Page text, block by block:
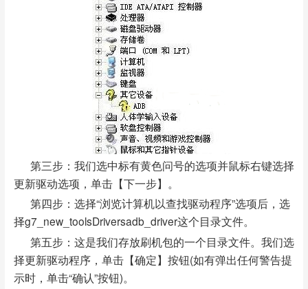
第三步：我们选中标有黄色问号的选项并鼠标右键选择
更新驱动选项，单击【下一步】。
第四步：选择“浏览计算机以查找驱动程序”选项后，选
择g7_new_toolsDriversadb_driver这个目录文件。
第五步：这是我们存放刷机包的一个目录文件。我们选
择更新驱动程序，单击【确定】按钮(如有弹出任何警告提
示时，单击“确认”按钮)。